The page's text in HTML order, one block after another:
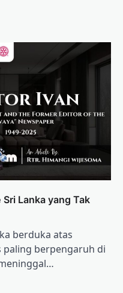
Lanka yang Tak
berduka atas
paling berpengaruh di